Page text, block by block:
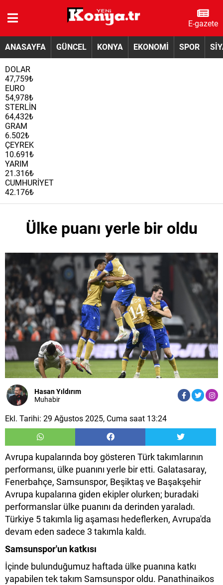
E-gazete
ANASAYFA GÜNCEL KONYA EKONOMİ SPOR
DOLAR
47,759₺
EURO
54,978₺
STERLİN
64,432₺
GRAM
6.502₺
ÇEYREK
10.691₺
YARIM
21.316₺
CUMHURİYET
42.176₺
Ülke puanı yerle bir oldu
Hasan Yıldırım
Muhabir
Ekl. Tarihi: 29 Ağustos 2025, Cuma saat 13:24
Avrupa kupalarında boy gösteren Türk takımlarının
performansı, ülke puanını yerle bir etti. Galatasaray,
Fenerbahçe, Samsunspor, Beşiktaş ve Başakşehir
Avrupa kupalarına giden ekipler olurken; buradaki
performanslar ülke puanını da derinden yaraladı.
Türkiye 5 takımla lig aşaması hedeflerken, Avrupa'da
devam eden sadece 3 takımla kaldı.
Samsunspor'un katkısı
İçinde bulunduğumuz haftada ülke puanına katkı
yapabilen tek takım Samsunspor oldu. Panathinaikos